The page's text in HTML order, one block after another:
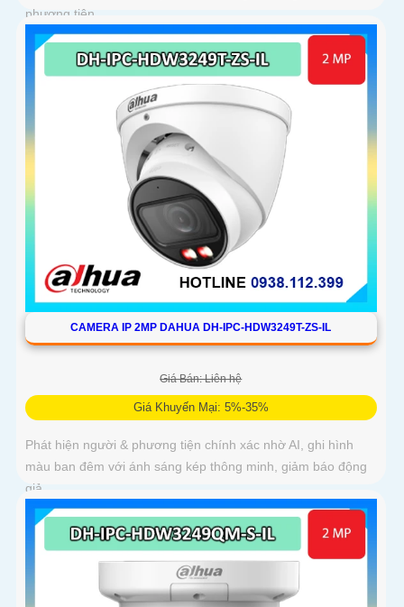
phương tiện
CAMERA IP 2MP DAHUA DH-IPC-HDW3249T-ZS-IL
Giá Bán: Liên hệ
Giá Khuyến Mại: 5%-35%
Phát hiện người & phương tiện chính xác nhờ AI, ghi hình
màu ban đêm với ánh sáng kép thông minh, giảm báo động
giả